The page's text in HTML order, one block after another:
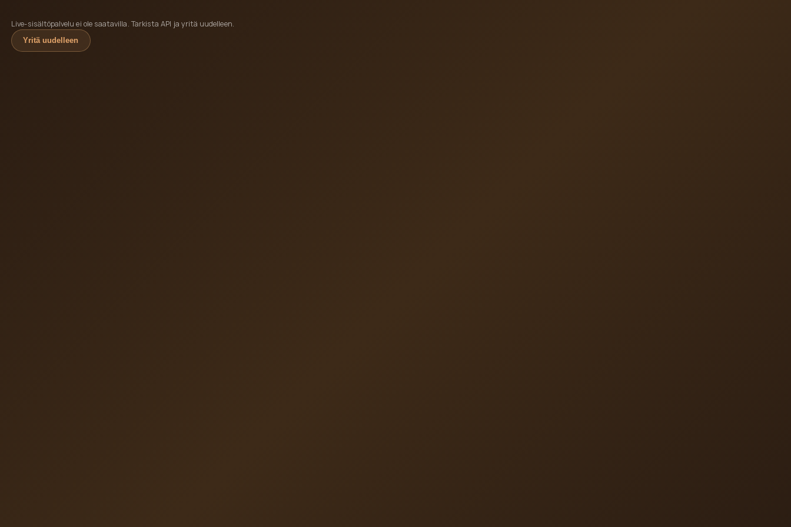
Live-sisältöpalvelu ei ole saatavilla. Tarkista API ja yritä uudelleen.
Yritä uudelleen